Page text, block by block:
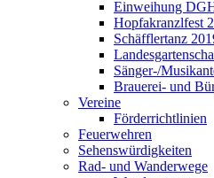
Einweihung
Hopfakranzlfest
Schäfflertanz
Sänger-/
Brauerei- und
Vereine
Förderrichtlinien
Feuerwehren
Sehenswürdigkeiten
Rad- und Wanderwege